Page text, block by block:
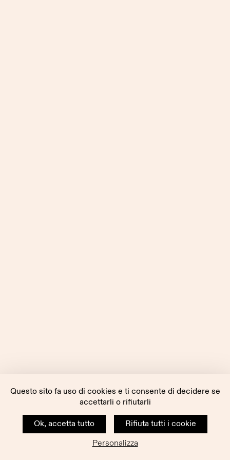
Questo sito fa uso di cookies e ti consente di decidere se
accettarli o rifiutarli
Ok, accetta tutto
Rifiuta tutti i cookie
Personalizza